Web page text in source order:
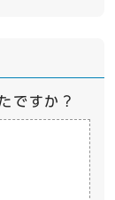
ですか？